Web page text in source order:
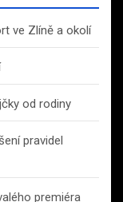
ve Zlíně a okolí
od rodiny
pravidel
premiéra